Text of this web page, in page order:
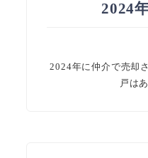
2024
2024年に仲介で売却
戸は